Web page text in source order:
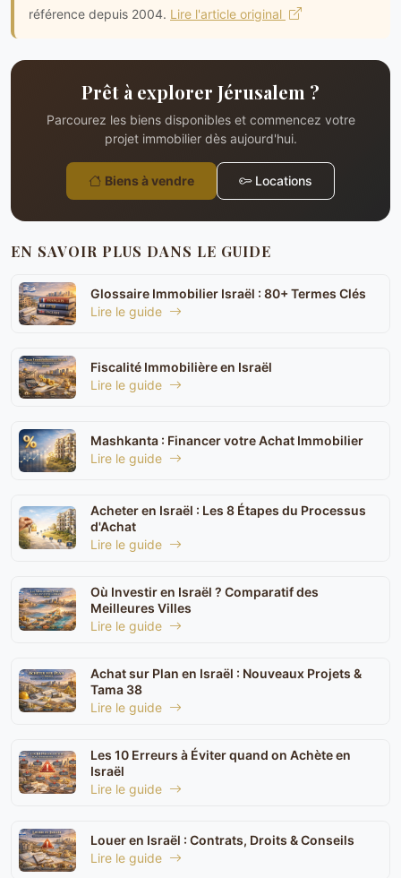
référence depuis 2004. Lire l'article original
Prêt à explorer Jérusalem ?
Parcourez les biens disponibles et commencez votre
projet immobilier dès aujourd'hui.
Biens à vendre Locations
EN SAVOIR PLUS DANS LE GUIDE
Glossaire Immobilier Israël : 80+ Termes Clés
Lire le guide
Fiscalité Immobilière en Israël
Lire le guide
Mashkanta : Financer votre Achat Immobilier
Lire le guide
Acheter en Israël : Les 8 Étapes du Processus
d'Achat
Lire le guide
Où Investir en Israël ? Comparatif des
Meilleures Villes
Lire le guide
Achat sur Plan en Israël : Nouveaux Projets &
Tama 38
Lire le guide
Les 10 Erreurs à Éviter quand on Achète en
Israël
Lire le guide
Louer en Israël : Contrats, Droits & Conseils
Lire le guide